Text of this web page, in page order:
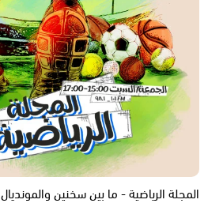
المجلة الرياضية - ما بين سخنين والمونديال 04.07.2026 -